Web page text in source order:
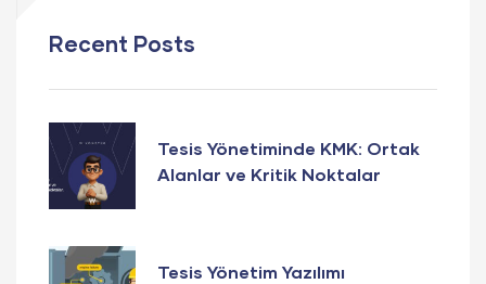
Recent Posts
Tesis Yönetiminde KMK: Ortak
Alanlar ve Kritik Noktalar
Tesis Yönetim Yazılımı